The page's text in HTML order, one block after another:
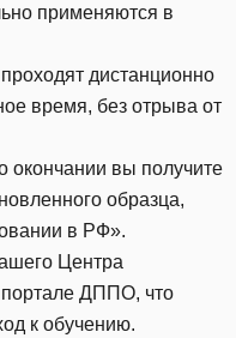
применяются в
дистанционно
время, без отрыва от
вы получите
образца,
в РФ».
Центра
ДППО, что
к обучению.